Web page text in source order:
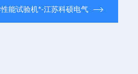
能试验机*-江苏科硕电气